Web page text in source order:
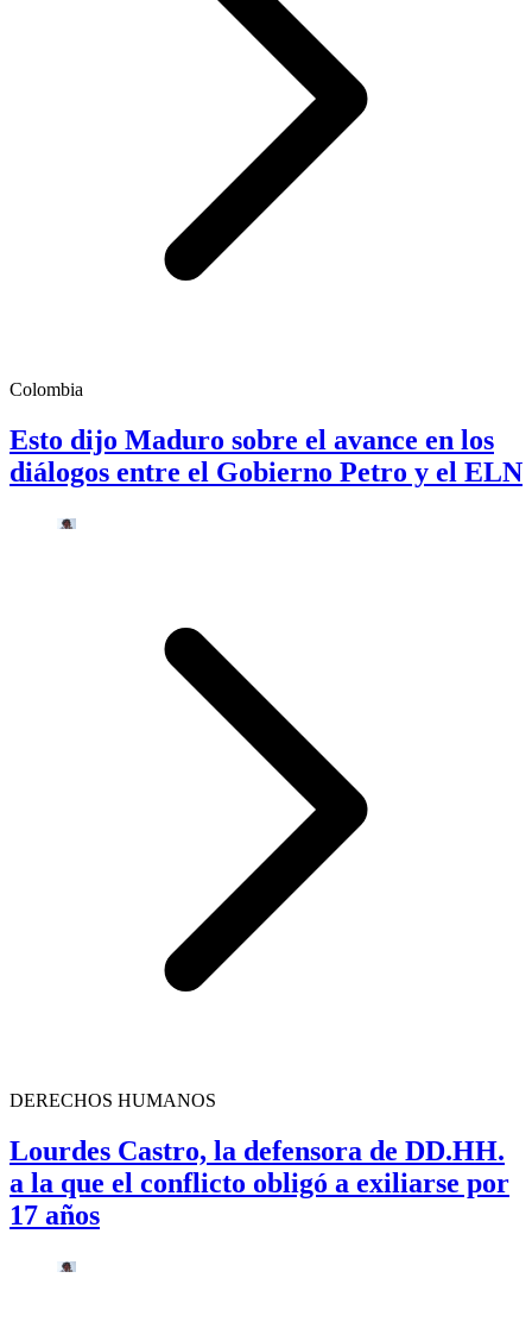
Colombia
Esto dijo Maduro sobre el avance en los
diálogos entre el Gobierno Petro y el ELN
DERECHOS HUMANOS
Lourdes Castro, la defensora de DD.HH.
a la que el conflicto obligó a exiliarse por
17 años